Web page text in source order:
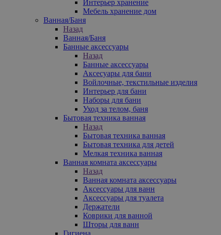
Интерьер хранение
Мебель хранение дом
Ванная/Баня
Назад
Ванная/Баня
Банные аксессуары
Назад
Банные аксессуары
Аксесуары для бани
Войлочные, текстильные изделия
Интерьер для бани
Наборы для бани
Уход за телом, баня
Бытовая техника ванная
Назад
Бытовая техника ванная
Бытовая техника для детей
Мелкая техника ванная
Ванная комната аксессуары
Назад
Ванная комната аксессуары
Аксессуары для ванн
Аксессуары для туалета
Держатели
Коврики для ванной
Шторы для ванн
Гигиена